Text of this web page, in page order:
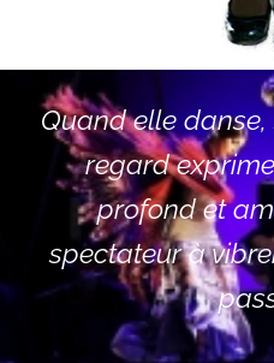
Quand elle
regard
profondet
spectateur à